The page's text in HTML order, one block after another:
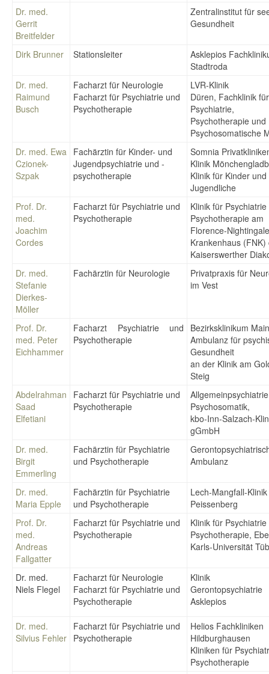
Dr. med.
Gerrit
Breitfelder
Zentralinstitut für
Gesundheit
Dirk Brunner Stationsleiter
Asklepios
Stadtroda
Dr. med.
Raimund
Busch
Facharzt für Neurologie
Facharzt für Psychiatrie und
Psychotherapie
LVR-Klinik
Düren, Fachklinik für
Psychiatrie,
Psychotherapie und
Psychosomatische
Dr. med. Ewa
Czionek-
Szpak
Fachärztin für Kinder- und
Jugendpsychiatrie und -
psychotherapie
Somnia
Klinik
Klinik für Kinder und
Jugendliche
Prof. Dr.
med.
Joachim
Cordes
Facharzt für Psychiatrie und
Psychotherapie
Klinik für
Psychotherapie am
Florence-
Krankenhaus (FNK)
Kaiserswerther
Dr. med.
Stefanie
Dierkes-
Möller
Fachärztin für Neurologie
Privatpraxis für
im Vest
Prof. Dr.
med. Peter
Eichhammer
Facharzt Psychiatrie und
Psychotherapie
Bezirksklinikum
Ambulanz für
Gesundheit
an der Klinik am
Steig
Abdelrahman
Saad
Elfetiani
Facharzt für Psychiatrie und
Psychotherapie
Psychosomatik,
kbo-Inn-Salzach-
gGmbH
Dr. med.
Birgit
Emmerling
Fachärztin für Psychiatrie
und Psychotherapie
Ambulanz
Dr. med.
Maria Epple
Fachärztin für Psychiatrie
und Psychotherapie
Lech-Mangfall-Klinik
Peissenberg
Prof. Dr.
med.
Andreas
Fallgatter
Facharzt für Psychiatrie und
Psychotherapie
Klinik für
Psychotherapie,
Karls-Universität
Dr. med.
Niels Flegel
Facharzt für Neurologie
Facharzt für Psychiatrie und
Psychotherapie
Klinik
Gerontopsychiatrie
Asklepios
Dr. med.
Silvius Fehler
Facharzt für Psychiatrie und
Psychotherapie
Helios Fachkliniken
Hildburghausen
Kliniken für
Psychotherapie